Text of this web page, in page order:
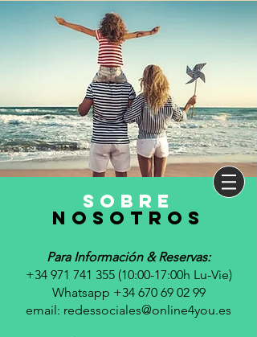
sobre
nosotros
Para Información & Reservas:
+34 971 741 355 (10:00-17:00h Lu-Vie)
Whatsapp +34 670 69 02 99
email: redessociales@online4you.es